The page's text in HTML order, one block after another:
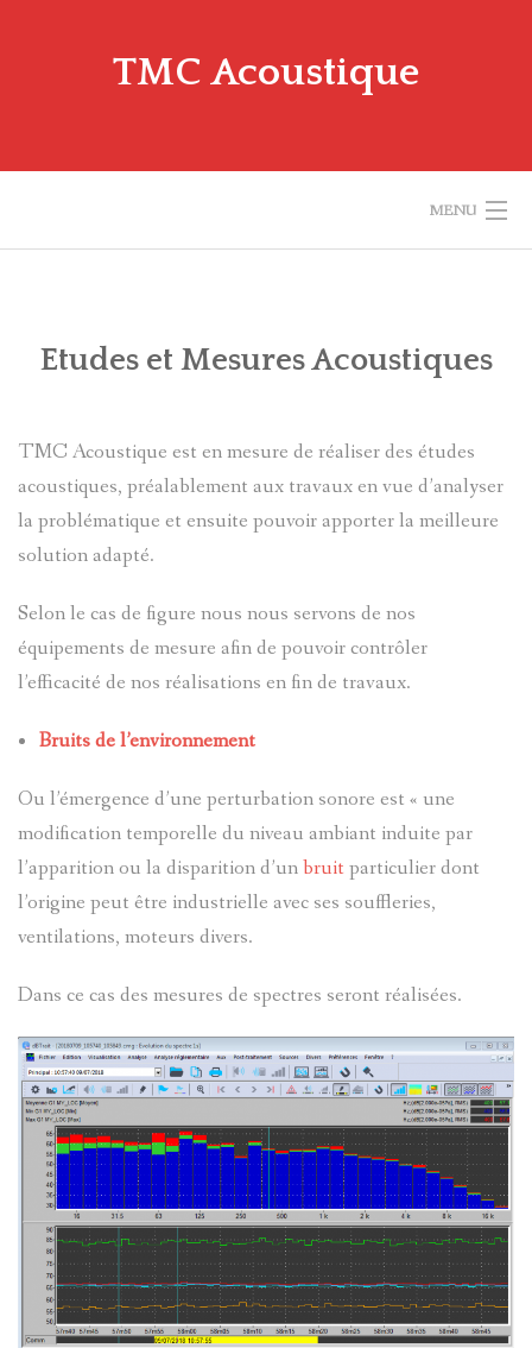
TMC Acoustique
MENU
NOTRE EXPERTISE
A PROPOS DE L’ACOUSTIQUE
QUI SOMMES-NOUS ?
CONTACT
Etudes et Mesures Acoustiques
TMC Acoustique est en mesure de réaliser des études
acoustiques, préalablement aux travaux en vue d’analyser
la problématique et ensuite pouvoir apporter la meilleure
solution adapté.
Selon le cas de figure nous nous servons de nos
équipements de mesure afin de pouvoir contrôler
l’efficacité de nos réalisations en fin de travaux.
Bruits de l’environnement
Ou l’émergence d’une perturbation sonore est « une
modification temporelle du niveau ambiant induite par
l’apparition ou la disparition d’unbruit particulier dont
l’origine peut être industrielle avec ses souffleries,
ventilations, moteurs divers.
Dans ce cas des mesures de spectres seront réalisées.